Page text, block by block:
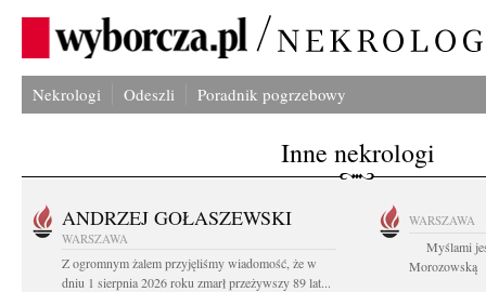
Nekrologi Odeszli Poradnik pogrzebowy
Inne nekrologi
ANDRZEJ GOŁASZEWSKI
WARSZAWA
Z ogromnym żalem przyjęliśmy wiadomość, że w
dniu 1 sierpnia 2026 roku zmarł przeżywszy 89 lat...
WARSZAWA
Myślami
Morozowską